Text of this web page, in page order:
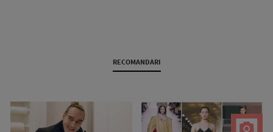
RECOMANDARI